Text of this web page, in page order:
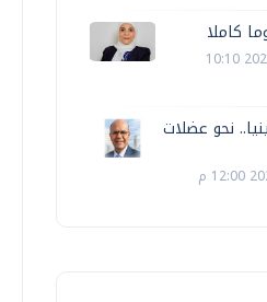
كاملا
الخميس، 06 اغسطس 2026 10:10
نحو عضلات